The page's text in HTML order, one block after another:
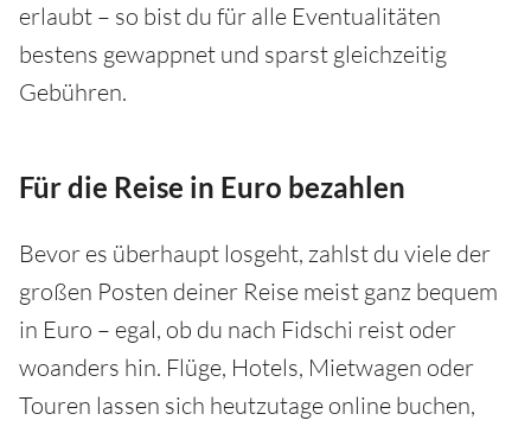
erlaubt – so bist du für alle Eventualitäten
bestens gewappnet und sparst gleichzeitig
Gebühren.
Für die Reise in Euro bezahlen
Bevor es überhaupt losgeht, zahlst du viele der
großen Posten deiner Reise meist ganz bequem
in Euro – egal, ob du nach Fidschi reist oder
woanders hin. Flüge, Hotels, Mietwagen oder
Touren lassen sich heutzutage online buchen,